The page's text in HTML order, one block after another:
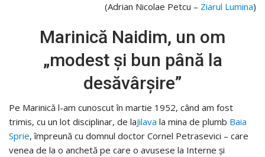
(Adrian Nicolae Petcu – Ziarul Lumina)
Marinică Naidim, un om
„modest și bun până la
desăvârșire”
Pe Marinică l-am cunoscut în martie 1952, când am fost
trimis, cu un lot disciplinar, de laJilava la mina de plumb Baia
Sprie, împreună cu domnul doctor Cornel Petrasevici – care
venea de la o anchetă pe care o avusese la Interne și